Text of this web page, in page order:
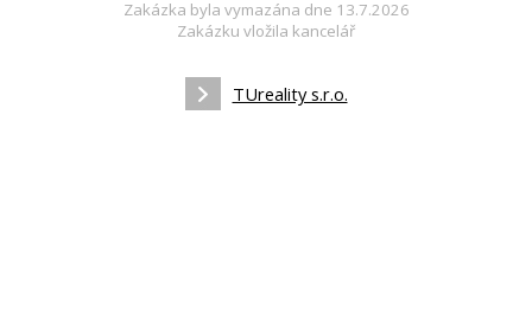
Zakázka byla vymazána dne 13.7.2026
Zakázku vložila kancelář
TUreality s.r.o.